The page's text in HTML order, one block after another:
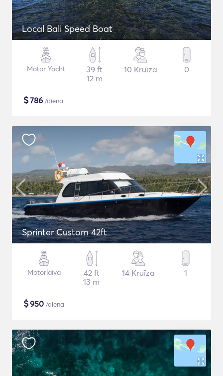
Local Bali Speed Boat
Motor Yacht
39 ft
12 m
10 Kruīza 0
$786 /diena
Sprinter Custom 42ft
Motorlaiva
42 ft
13 m
14 Kruīza 1
$950 /diena